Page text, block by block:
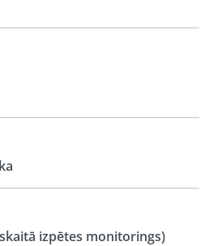
izpētes monitorings)